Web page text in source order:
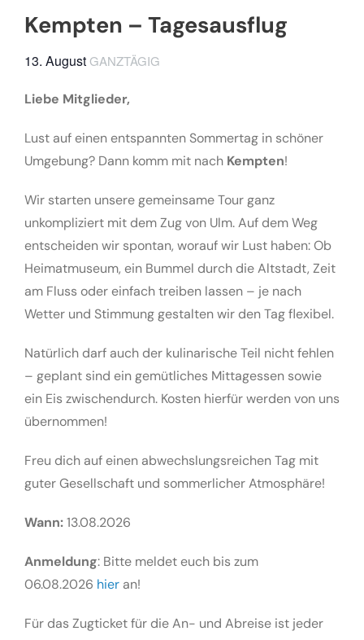
Kempten – Tagesausflug
13. August GANZTÄGIG
Liebe Mitglieder,
Lust auf einen entspannten Sommertag in schöner
Umgebung? Dann komm mit nach Kempten!
Wir starten unsere gemeinsame Tour ganz
unkompliziert mit dem Zug von Ulm. Auf dem Weg
entscheiden wir spontan, worauf wir Lust haben: Ob
Heimatmuseum, ein Bummel durch die Altstadt, Zeit
am Fluss oder einfach treiben lassen – je nach
Wetter und Stimmung gestalten wir den Tag flexibel.
Natürlich darf auch der kulinarische Teil nicht fehlen
– geplant sind ein gemütliches Mittagessen sowie
ein Eis zwischendurch. Kosten hierfür werden von uns
übernommen!
Freu dich auf einen abwechslungsreichen Tag mit
guter Gesellschaft und sommerlicher Atmosphäre!
Wann:13.08.2026
Anmeldung: Bitte meldet euch bis zum
06.08.2026 hier an!
Für das Zugticket für die An- und Abreise ist jeder